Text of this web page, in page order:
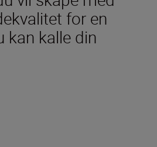
for en
kan kalle din